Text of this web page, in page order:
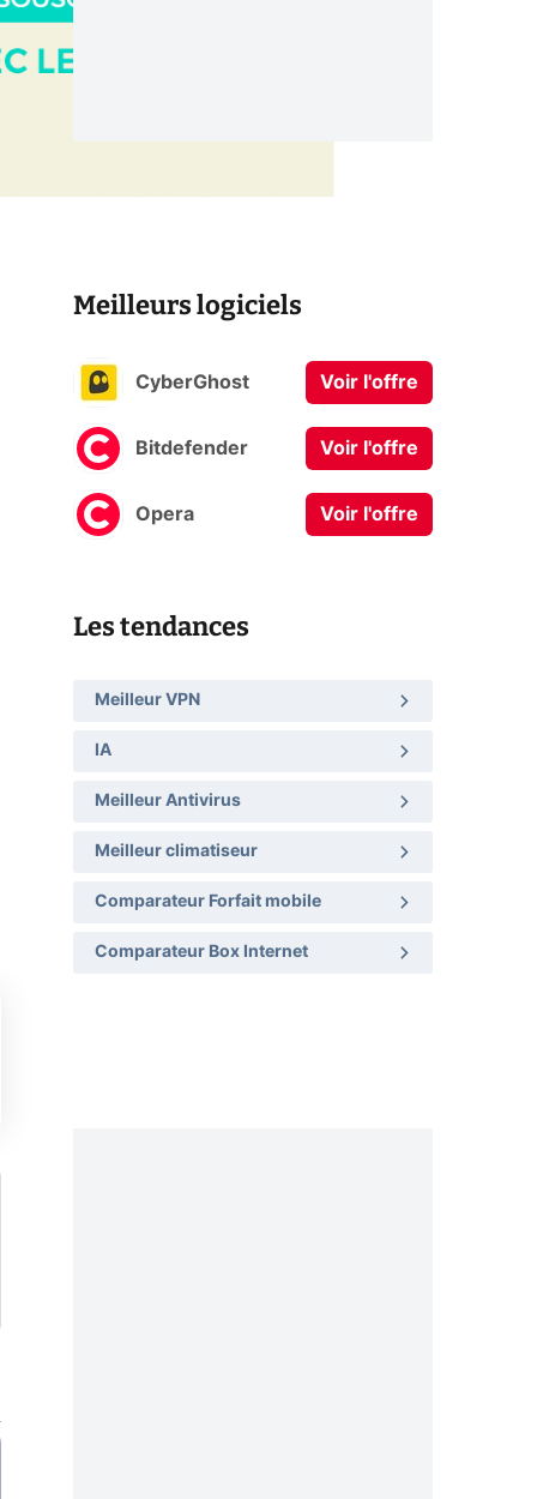
Meilleurs logiciels
CyberGhost Voir l'offre
Bitdefender Voir l'offre
Opera Voir l'offre
Les tendances
Meilleur VPN
IA
Meilleur Antivirus
Meilleur climatiseur
Comparateur Forfait mobile
Comparateur Box Internet